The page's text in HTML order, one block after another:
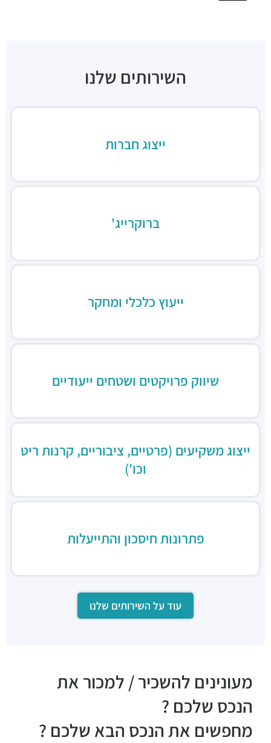
מסעדות ·מצדה 9, מגדלי בסר 3, בני ברק
קפה קפה
מגדלי ב.ס.ר, בן גוריון 1, רמת גן
השירותים שלנו
ייצוג חברות
ברוקרייג'
ייעוץ כלכלי ומחקר
שיווק פרויקטים ושטחים ייעודיים
ייצוג משקיעים (פרטיים, ציבוריים, קרנות ריט
וכו')
פתרונות חיסכון והתייעלות
עוד על השירותים שלנו
מעונינים להשכיר / למכור את
הנכס שלכם ?
מחפשים את הנכס הבא שלכם ?